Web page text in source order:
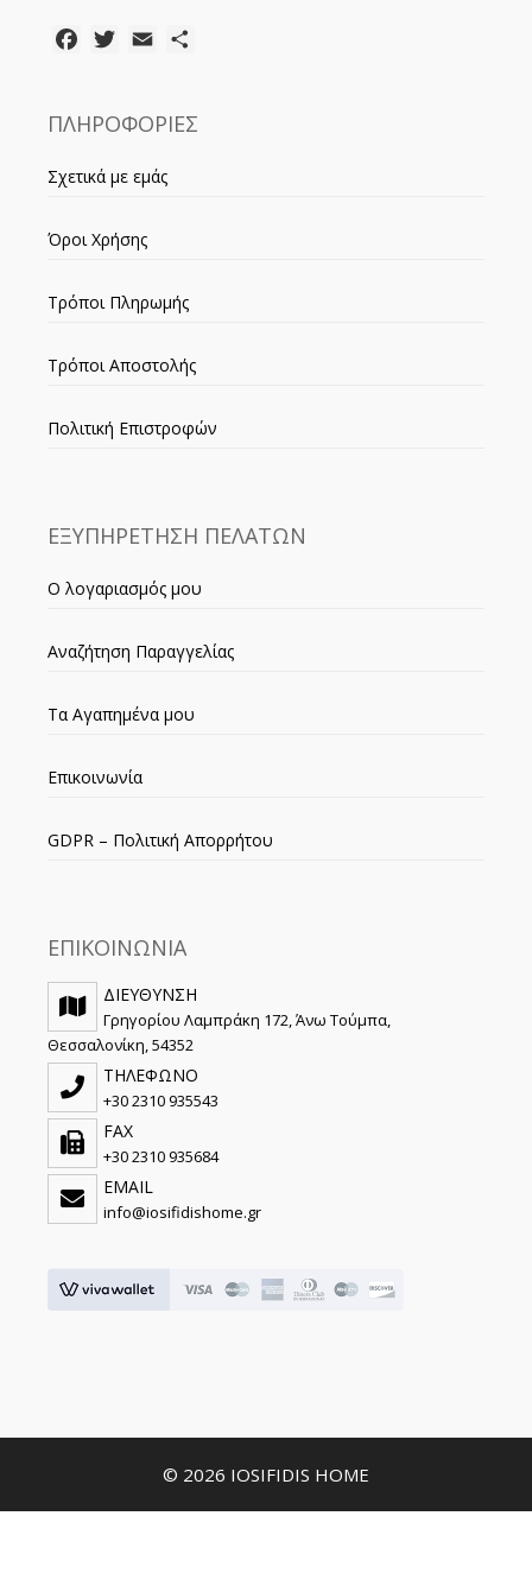
FacebookTwitter
Email
ΠΛΗΡΟΦΟΡΙΕΣ
Σχετικά με εμάς
Όροι Χρήσης
Τρόποι Πληρωμής
Τρόποι Αποστολής
Πολιτική Επιστροφών
ΕΞΥΠΗΡΕΤΗΣΗ ΠΕΛΑΤΩΝ
Ο λογαριασμός μου
Αναζήτηση Παραγγελίας
Τα Αγαπημένα μου
Επικοινωνία
GDPR – Πολιτική Απορρήτου
ΕΠΙΚΟΙΝΩΝΙΑ
ΔΙΕΥΘΥΝΣΗ
Γρηγορίου Λαμπράκη 172, Άνω Τούμπα,
Θεσσαλονίκη, 54352
ΤΗΛΕΦΩΝΟ
+30 2310 935543
FAX
+30 2310 935684
EMAIL
info@iosifidishome.gr
© 2026 IOSIFIDIS HOME